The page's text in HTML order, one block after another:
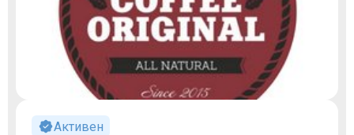
Активен